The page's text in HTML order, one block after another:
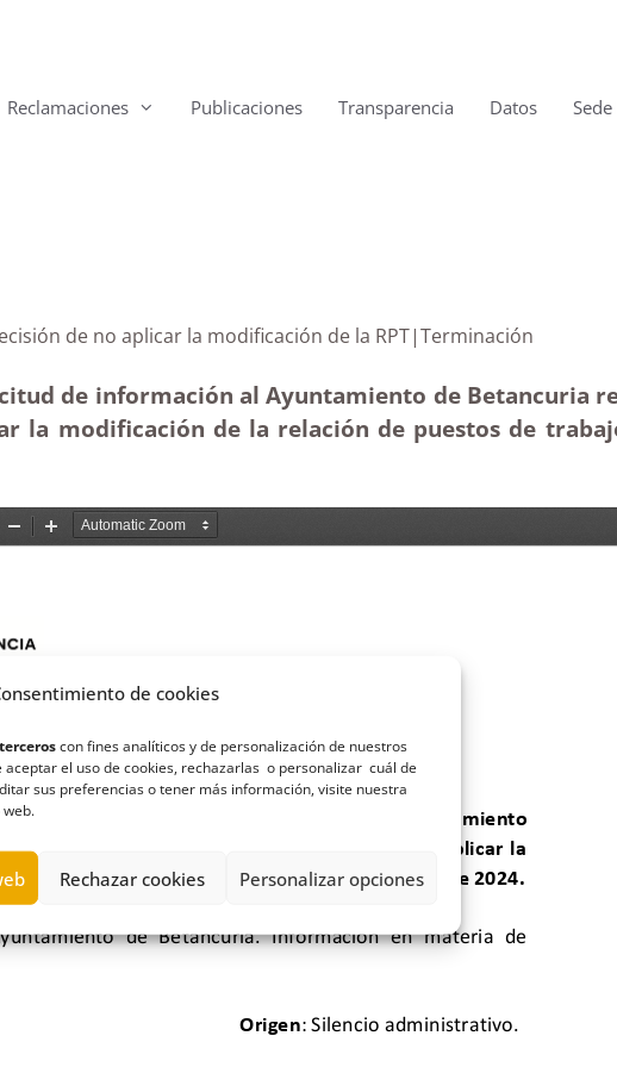
de cookies
con fines analíticos y de personalización de nuestros
el uso de cookies, rechazarlas o personalizar cuál de
sus preferencias o tener más información, visite nuestra
Rechazar cookies Personalizar opciones
Reclamaciones Publicaciones Transparencia Datos
decisión de no aplicar la modificación de la
de información al Ayuntamiento de Betancuria
la modificación de la relación de puestos de